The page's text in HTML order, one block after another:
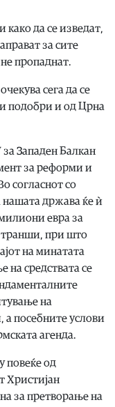
како да се изведат,
за сите
пропаднат.
сега да се
подобри и од Црна
Западен Балкан
за реформи и
согласнот со
нашата држава ќе ѝ
евра за
транши, при што
на минатата
на средствата се
на
а посебните услови
агенда.
повеќе од
Христијан
за претворање на